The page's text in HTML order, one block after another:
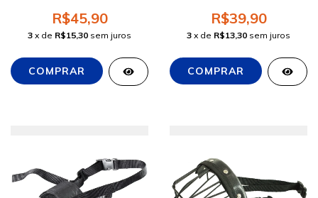
R$45,90
3 x de R$15,30 sem juros
R$39,90
3 x de R$13,30 sem juros